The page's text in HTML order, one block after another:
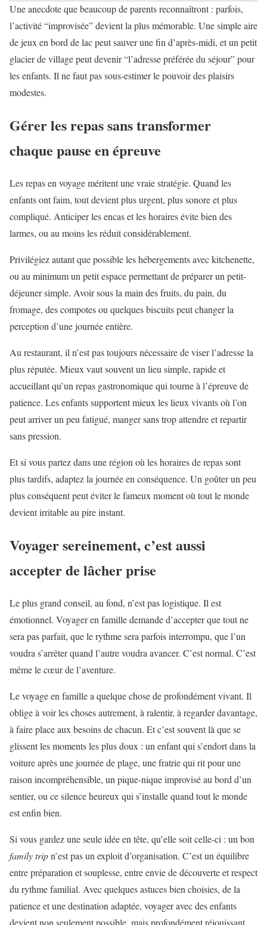
Une anecdote que beaucoup de parents reconnaîtront : parfois,
l’activité “improvisée” devient la plus mémorable. Une simple aire
de jeux en bord de lac peut sauver une fin d’après-midi, et un petit
glacier de village peut devenir “l’adresse préférée du séjour” pour
les enfants. Il ne faut pas sous-estimer le pouvoir des plaisirs
modestes.
Gérer les repas sans transformer
chaque pause en épreuve
Les repas en voyage méritent une vraie stratégie. Quand les
enfants ont faim, tout devient plus urgent, plus sonore et plus
compliqué. Anticiper les encas et les horaires évite bien des
larmes, ou au moins les réduit considérablement.
Privilégiez autant que possible les hébergements avec kitchenette,
ou au minimum un petit espace permettant de préparer un petit-
déjeuner simple. Avoir sous la main des fruits, du pain, du
fromage, des compotes ou quelques biscuits peut changer la
perception d’une journée entière.
Au restaurant, il n’est pas toujours nécessaire de viser l’adresse la
plus réputée. Mieux vaut souvent un lieu simple, rapide et
accueillant qu’un repas gastronomique qui tourne à l’épreuve de
patience. Les enfants supportent mieux les lieux vivants où l’on
peut arriver un peu fatigué, manger sans trop attendre et repartir
sans pression.
Et si vous partez dans une région où les horaires de repas sont
plus tardifs, adaptez la journée en conséquence. Un goûter un peu
plus conséquent peut éviter le fameux moment où tout le monde
devient irritable au pire instant.
Voyager sereinement, c’est aussi
accepter de lâcher prise
Le plus grand conseil, au fond, n’est pas logistique. Il est
émotionnel. Voyager en famille demande d’accepter que tout ne
sera pas parfait, que le rythme sera parfois interrompu, que l’un
voudra s’arrêter quand l’autre voudra avancer. C’est normal. C’est
même le cœur de l’aventure.
Le voyage en famille a quelque chose de profondément vivant. Il
oblige à voir les choses autrement, à ralentir, à regarder davantage,
à faire place aux besoins de chacun. Et c’est souvent là que se
glissent les moments les plus doux : un enfant qui s’endort dans la
voiture après une journée de plage, une fratrie qui rit pour une
raison incompréhensible, un pique-nique improvisé au bord d’un
sentier, ou ce silence heureux qui s’installe quand tout le monde
est enfin bien.
Si vous gardez une seule idée en tête, qu’elle soit celle-ci : un bon
family tripn’est pas un exploit d’organisation. C’est un équilibre
entre préparation et souplesse, entre envie de découverte et respect
du rythme familial. Avec quelques astuces bien choisies, de la
patience et une destination adaptée, voyager avec des enfants
devient non seulement possible, mais profondément réjouissant.